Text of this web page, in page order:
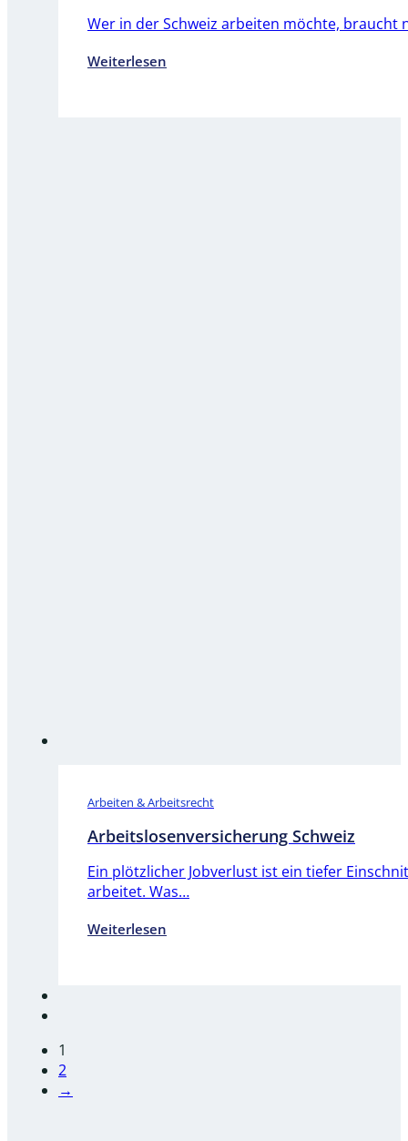
Wer in der Schweiz arbeiten möchte, braucht
Weiterlesen
Arbeiten & Arbeitsrecht
Arbeitslosenversicherung Schweiz
Ein plötzlicher Jobverlust ist ein tiefer
arbeitet. Was…
Weiterlesen
1
2
→